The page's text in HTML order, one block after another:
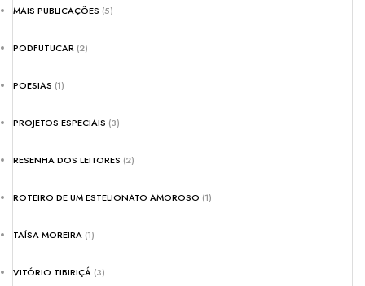
MAIS PUBLICAÇÕES (5)
PODFUTUCAR (2)
POESIAS (1)
PROJETOS ESPECIAIS (3)
RESENHA DOS LEITORES (2)
ROTEIRO DE UM ESTELIONATO AMOROSO (1)
TAÍSA MOREIRA (1)
VITÓRIO TIBIRIÇÁ (3)